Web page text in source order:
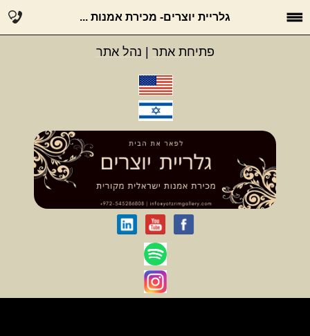
גלריית יוצרים- מכירת אמנות ...
פתיחת אתר נהל אתר